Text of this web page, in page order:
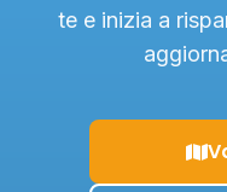
te e inizia a